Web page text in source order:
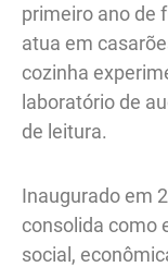
primeiro ano de
atua em
cozinha
laboratório de
de leitura.
Inaugurado em
consolida como
social,